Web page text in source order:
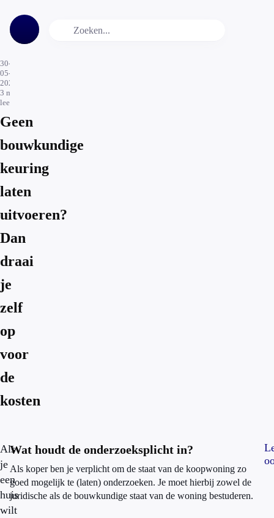
30-
05-
2023
3 min.
leestijd
Geen
bouwkundige
keuring
laten
uitvoeren?
Dan
draai
je
zelf
op
voor
de
kosten
Als
je
een
huis
wilt
Wat houdt de onderzoeksplicht in?
Als koper ben je verplicht om de staat van de koopwoning zo
goed mogelijk te (laten) onderzoeken. Je moet hierbij zowel de
juridische als de bouwkundige staat van de woning bestuderen.